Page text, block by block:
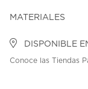
MATERIALES
DISPONIBLE
Conoce las Tiendas